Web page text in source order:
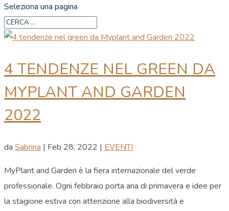
Seleziona una pagina
4 TENDENZE NEL GREEN DA
MYPLANT AND GARDEN
2022
da Sabrina | Feb 28, 2022 | EVENTI
MyPlant and Garden è la fiera internazionale del verde
professionale. Ogni febbraio porta aria di primavera e idee per
la stagione estiva con attenzione alla biodiversità e